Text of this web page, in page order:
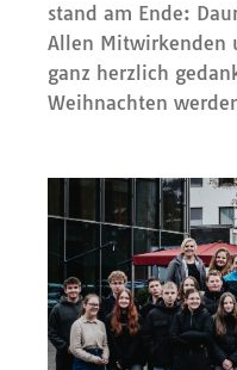
stand am Ende:
Allen Mitwirkenden
ganz herzlich
Weihnachten